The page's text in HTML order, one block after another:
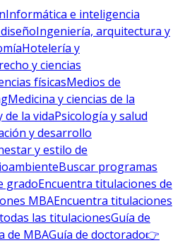
Informática e inteligencia
Ingeniería, arquitectura y
Hotelería y
y ciencias
físicasMedios de
Medicina y ciencias de la
de la vidaPsicología y salud
y desarrollo
y estilo de
Buscar programas
gradoEncuentra titulaciones de
MBAEncuentra titulaciones
las titulacionesGuía de
de MBAGuía de doctorado👉